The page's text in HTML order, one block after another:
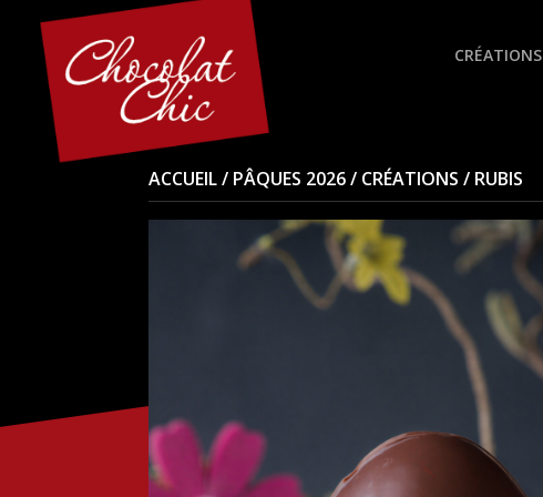
CRÉATIONS
ACCUEIL/ PÂQUES 2026/ CRÉATIONS / RUBIS